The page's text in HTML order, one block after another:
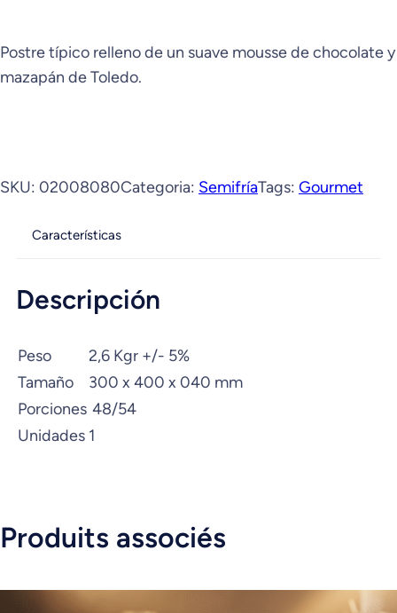
Postre típico relleno de un suave mousse de chocolate y
mazapán de Toledo.
SKU: 02008080Categoria: SemifríaTags: Gourmet
Características
Descripción
Peso
2,6 Kgr +/- 5%
Tamaño
300 x 400 x 040 mm
Porciones 48/54
Unidades 1
Produits associés